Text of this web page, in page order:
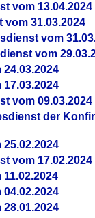
vom 13.04.2024
31.03.2024
vom
vom
vom 09.03.2024
der
vom 17.02.2024